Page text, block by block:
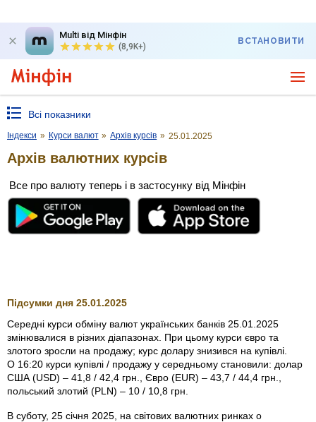
Multi від Мінфін
(8,9K+)
ВСТАНОВИТИ
Всі показники
Індекси » Курси валют » Архів курсів » 25.01.2025
Архів валютних курсів
Все про валюту теперь і в застосунку від Мінфін
Підсумки дня 25.01.2025
Середні курси обміну валют українських банків 25.01.2025
змінювалися в різних діапазонах. При цьому курси євро та
злотого зросли на продажу; курс долару знизився на купівлі.
О 16:20 курси купівлі / продажу у середньому становили: долар
США (USD) – 41,8 / 42,4 грн., Євро (EUR) – 43,7 / 44,4 грн.,
польський злотий (PLN) – 10 / 10,8 грн.
В суботу, 25 січня 2025, на світових валютних ринках о